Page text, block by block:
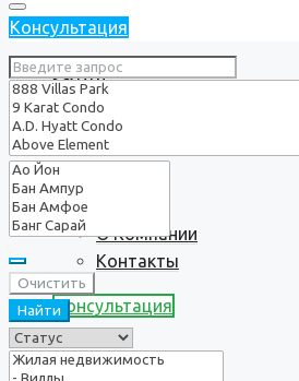
Услуги
О нас
О Компании
Контакты
Консультация
Консультация
Очистить
Найти